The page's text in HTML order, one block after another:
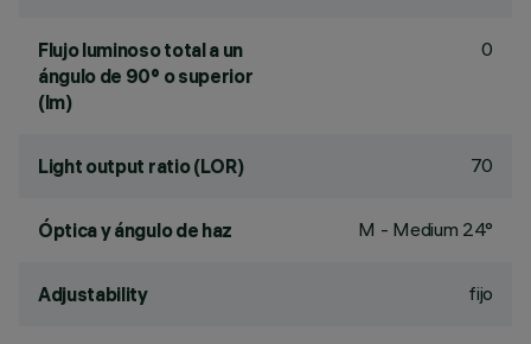
Flujo luminoso total a un
ángulo de 90° o superior
(lm)
0
Light output ratio (LOR) 70
Óptica y ángulo de haz M - Medium 24°
Adjustability fijo